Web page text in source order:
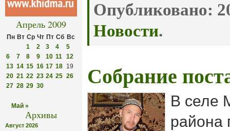
Апрель 2009
Пн Вт Ср Чт Пт Сб Вс
1
2 3 4
5
6
7 8 9 10 11
12
13 14 15 16 17 18 19
20 21 22 23 24 25 26
27 28 29 30
Май »
Архивы
Август 2026
Опубликовано:
Новости.
Собрание
В селе
района